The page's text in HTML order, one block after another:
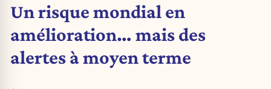
Un risque mondial en
amélioration… mais des
alertes à moyen terme